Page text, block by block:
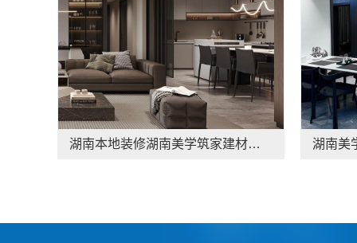
湖南本地装修湖南美学筑家建材有限公司商铺装修